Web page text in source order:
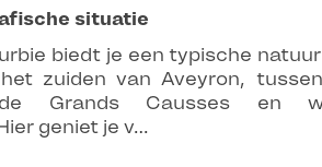
situatie
biedt je een typische
zuiden van Aveyron,
Grands Causses en
geniet je v…